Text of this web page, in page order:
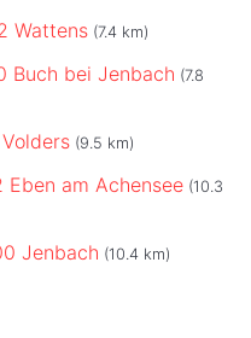
Wattens (7.4 km)
Buch bei Jenbach (7.8
(9.5 km)
am Achensee (10.3
Jenbach (10.4 km)